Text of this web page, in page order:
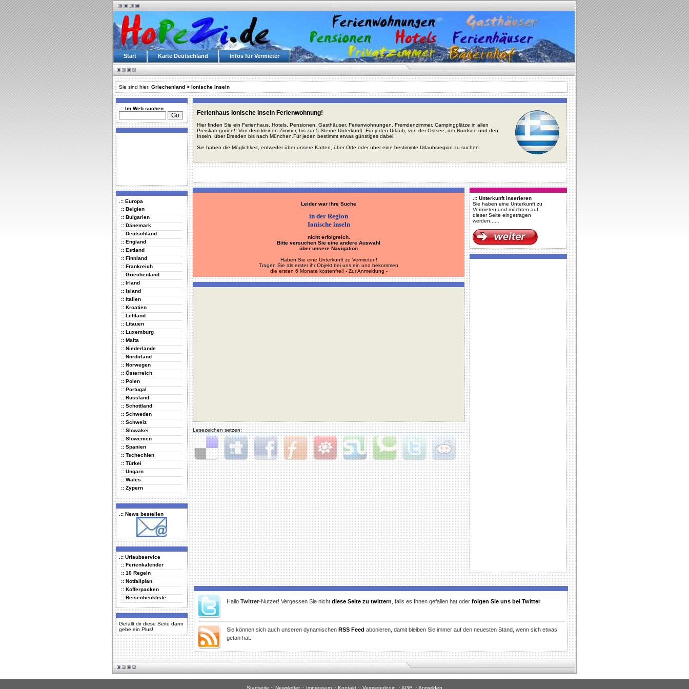
Start Karte Deutschland Infos für Vermieter
Sie sind hier: Griechenland > Ionische Inseln
.:: Im Web suchen
.:: Europa
:: Belgien
:: Bulgarien
:: Dänemark
:: Deutschland
:: England
:: Estland
:: Finnland
:: Frankreich
:: Griechenland
:: Irland
:: Island
:: Italien
:: Kroatien
:: Lettland
:: Litauen
:: Luxemburg
:: Malta
:: Niederlande
:: Nordirland
:: Norwegen
:: Österreich
:: Polen
:: Portugal
:: Russland
:: Schottland
:: Schweden
:: Schweiz
:: Slowakei
:: Slowenien
:: Spanien
:: Tschechien
:: Türkei
:: Ungarn
:: Wales
:: Zypern
.:: News bestellen
.:: Urlaubservice
:: Ferienkalender
:: 10 Regeln
:: Notfallplan
:: Kofferpacken
:: Reisecheckliste
Gefällt dir diese Seite dann
gebe ein Plus!
Ferienhaus Ionische inseln Ferienwohnung!
Hier finden Sie ein Ferienhaus, Hotels, Pensionen, Gasthäuser, Ferienwohnungen, Fremdenzimmer, Campingplätze in allen
Preiskategorien!! Von dem kleinen Zimmer, bis zur 5 Sterne Unterkunft. Für jeden Urlaub, von der Ostsee, der Nordsee und den
Inseln, über Dresden bis nach München.Für jeden bestimmt etwas günstiges dabei!
Sie haben die Möglichkeit, entweder über unsere Karten, über Orte oder über eine bestimmte Urlaubsregion zu suchen.
Leider war ihre Suche
in der Region
Ionische inseln
nicht erfolgreich.
Bitte versuchen Sie eine andere Auswahl
über unsere Navigation
Haben Sie eine Unterkunft zu Vermieten!
Tragen Sie als erster ihr Objekt bei uns ein und bekommen
die ersten 6 Monate kostenfrei! - Zur Anmeldung -
Lesezeichen setzen:
Delicious Digg Facebook Furl StudiVZ StumbleUponTechnorati Twitter Reddit
.:: Unterkunft inserieren
Sie haben eine Unterkunft zu
Vermieten und möchten auf
dieser Seite eingetragen
werden......
Hallo Twitter-Nutzer! Vergessen Sie nicht diese Seite zu twittern , falls es Ihnen gefallen hat oder folgen Sie uns bei Twitter.
Sie können sich auch unseren dynamischen RSS Feed abonieren, damit bleiben Sie immer auf den neuesten Stand, wenn sich etwas
getan hat.
Startseite :: Newsletter :: Impressum :: Kontakt :: Vermieterlogin :: AGB :: Anmelden